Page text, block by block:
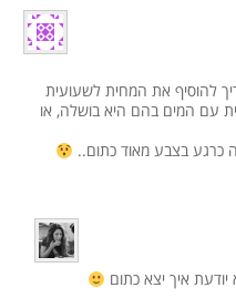
להוסיף את המחית לשעועית
עם המים בהם היא בושלה, או
כרגע בצבע מאוד כתום..
איך יצא כתום